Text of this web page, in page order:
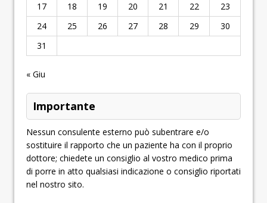
17
18 19 20 21 22
23
24
25 26 27 28 29
30
31
« Giu
Importante
Nessun consulente esterno può subentrare e/o
sostituire il rapporto che un paziente ha con il proprio
dottore; chiedete un consiglio al vostro medico prima
di porre in atto qualsiasi indicazione o consiglio riportati
nel nostro sito.